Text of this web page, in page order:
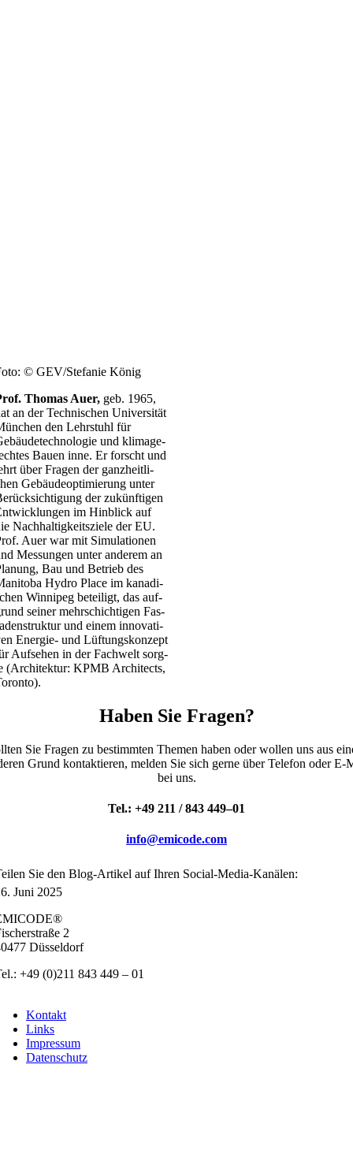
© GEV/Stefanie König
Tho­mas Auer, geb. 1965,
an der Tech­ni­schen Uni­ver­si­tät
den Lehr­stuhl für
und kli­ma­ge­
Bau­en inne. Er forscht und
über Fra­gen der ganz­heit­li­
Gebäu­de­op­ti­mie­rung unter
der zukünf­ti­gen
im Hin­blick auf
Nach­hal­tig­keits­zie­le der EU.
Auer war mit Simu­la­tio­nen
Mes­sun­gen unter ande­rem an
Bau und Betrieb des
Hydro Place im kana­di­
Win­ni­peg betei­ligt, das auf­
sei­ner mehr­schich­ti­gen Fas­
und einem inno­va­ti­
Ener­­gie- und Lüf­tungs­kon­zept
Auf­se­hen in der Fach­welt sorg­
(Archi­tek­tur: KPMB Archi­tects,
Haben Sie Fragen?
Sie Fra­gen zu bestimm­ten The­men haben oder wol­len uns aus
Grund kon­tak­tie­ren, mel­den Sie sich ger­ne über Tele­fon oder
bei uns.
Tel.: +49 211 / 843 449–01
info@emicode.com
Sie den Blog-Arti­kel auf Ihren Social-Media-Kanä­len:
Juni 2025
2
Düs­sel­dorf
+49 (0)211 843 449 – 01
Kon­takt
Links
Impres­sum
Daten­schutz